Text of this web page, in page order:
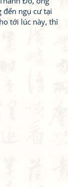
ngụ cư tại
tới lúc này, thì